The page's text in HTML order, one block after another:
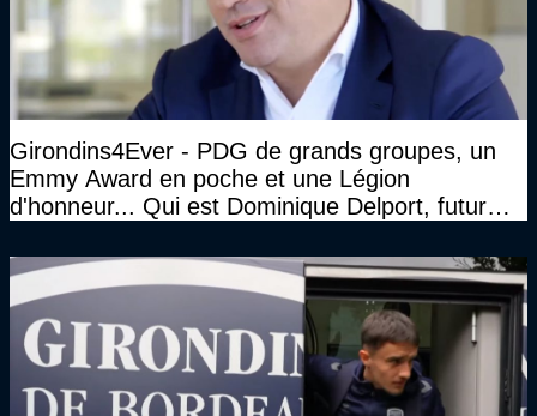
Girondins4Ever - PDG de grands groupes, un
Emmy Award en poche et une Légion
d'honneur... Qui est Dominique Delport, futur